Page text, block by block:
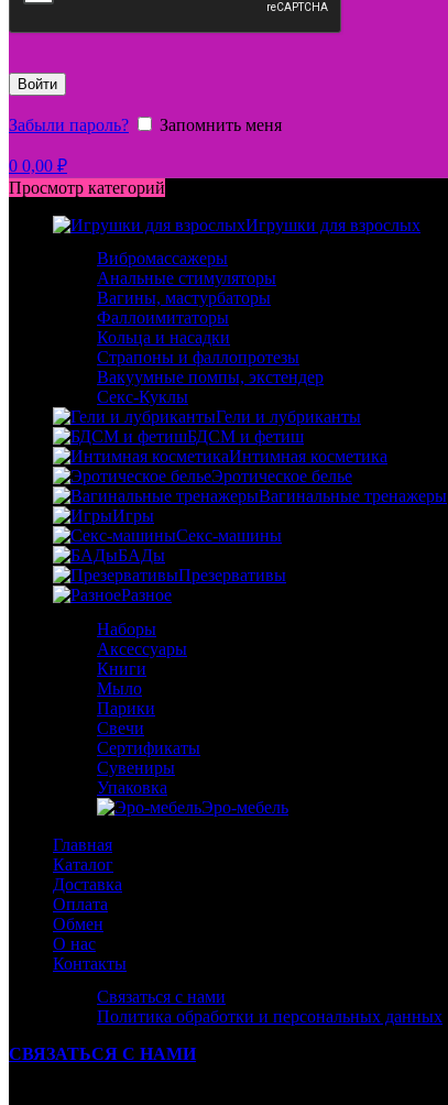
Войти
Забыли пароль? Запомнить меня
0 0,00 ₽
Просмотр категорий
Игрушки для взрослых
Вибромассажеры
Анальные стимуляторы
Вагины, мастурбаторы
Фаллоимитаторы
Кольца и насадки
Страпоны и фаллопротезы
Вакуумные помпы, экстендер
Секс-Куклы
Гели и лубриканты
БДСМ и фетиш
Интимная косметика
Эротическое белье
Вагинальные тренажеры
Игры
Секс-машины
БАДы
Презервативы
Разное
Наборы
Аксессуары
Книги
Мыло
Парики
Свечи
Сертификаты
Сувениры
Упаковка
Эро-мебель
Главная
Каталог
Доставка
Оплата
Обмен
О нас
Контакты
Связаться с нами
Политика обработки и персональных данных
СВЯЗАТЬСЯ С НАМИ